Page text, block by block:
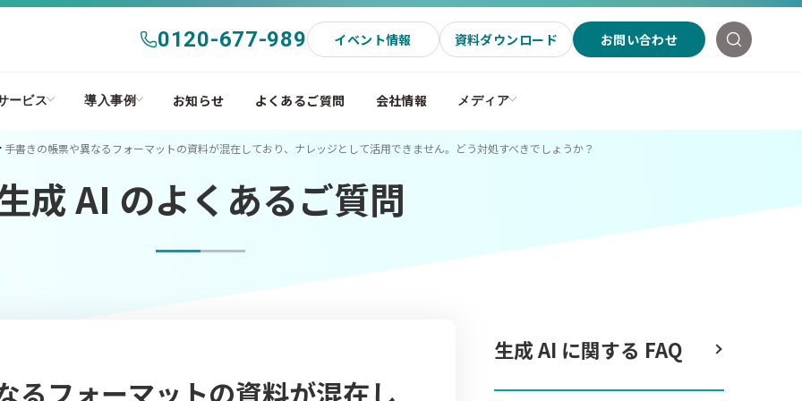
0120-677-989 イベント情報 資料ダウンロード お問い合わせ
ービス 導入事例 お知らせ よくあるご質問 会社情報 メディア
手書きの帳票や異なるフォーマットの資料が混在しており、ナレッジとして活用できません。どう対処すべきでしょうか？
成 AI のよくあるご質問
るフォーマットの資料が混在し
生成 AI に関する FAQ